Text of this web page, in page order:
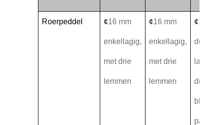
Roerpeddel ¢16 mm
enkellagig,
met drie
lemmen
¢16 mm
enkellagig,
met drie
lemmen
¢16
laag
drie
bladen
paddle